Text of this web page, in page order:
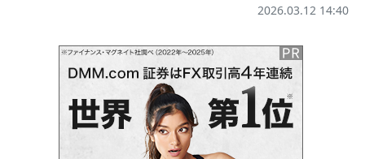
2026.03.12 14:40